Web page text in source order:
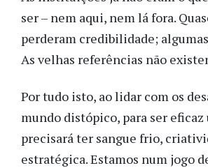
ser – nem aqui, nem lá fora.
perderam credibilidade;
As velhas referências não
Por tudo isto, ao lidar com os
mundo distópico, para ser
precisará ter sangue frio,
estratégica. Estamos num jogo